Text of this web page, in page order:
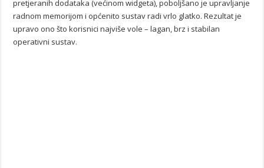
pretjeranih dodataka (većinom widgeta), poboljšano je upravljanje
radnom memorijom i općenito sustav radi vrlo glatko. Rezultat je
upravo ono što korisnici najviše vole – lagan, brz i stabilan
operativni sustav.